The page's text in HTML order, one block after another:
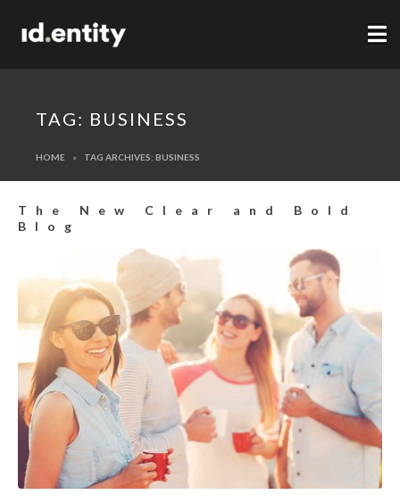
TAG: BUSINESS
HOME TAG ARCHIVES: BUSINESS
The New Clear and Bold
Blog